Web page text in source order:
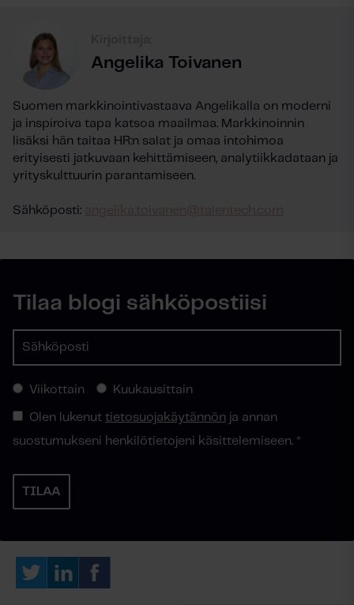
Angelika Toivanen
Suomen markkinointivastaava Angelikalla on moderni
ja inspiroiva tapa katsoa maailmaa. Markkinoinnin
lisäksi hän taitaa HR:n salat ja omaa intohimoa
erityisesti jatkuvaan kehittämiseen, analytiikkadataan ja
yrityskulttuurin parantamiseen.
Sähköposti: angelika.toivanen@talentech.com
Tilaa blogi sähköpostiisi
Viikottain Kuukausittain
Olen lukenut tietosuojakäytännön ja annan
suostumukseni henkilötietojeni käsittelemiseen. *